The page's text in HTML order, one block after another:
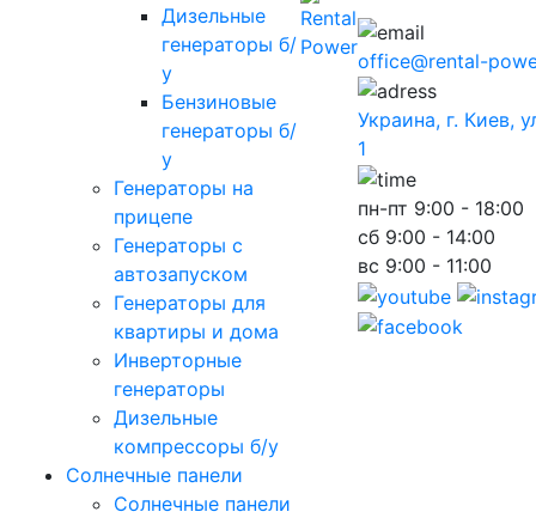
Дизельные
генераторы б/
у
Бензиновые
генераторы б/
у
Генераторы на
прицепе
Генераторы с
автозапуском
Генераторы для
квартиры и дома
Инверторные
генераторы
Дизельные
компрессоры б/у
Солнечные панели
Солнечные панели
office@rental-
Украина, г. Киев,
1
пн-пт 9:00 - 18:00
сб 9:00 - 14:00
вс 9:00 - 11:00